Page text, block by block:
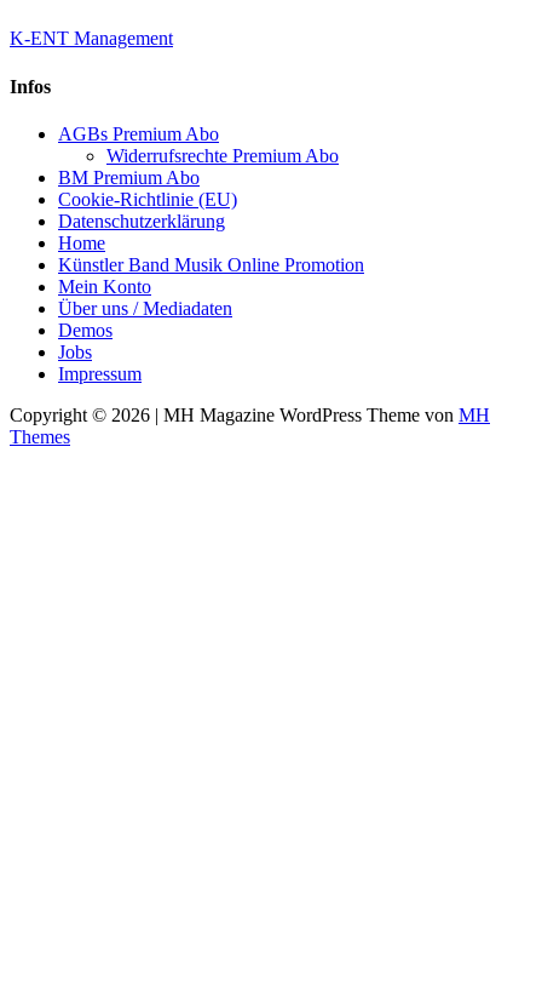
K-ENT Management
Infos
AGBs Premium Abo
Widerrufsrechte Premium Abo
BM Premium Abo
Cookie-Richtlinie (EU)
Datenschutzerklärung
Home
Künstler Band Musik Online Promotion
Mein Konto
Über uns / Mediadaten
Demos
Jobs
Impressum
Copyright © 2026 | MH Magazine WordPress Theme von MH
Themes